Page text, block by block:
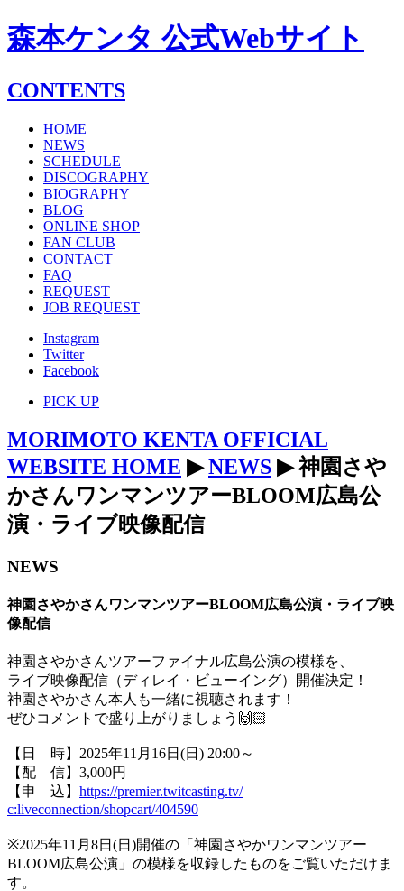
森本ケンタ 公式Webサイト
CONTENTS
HOME
NEWS
SCHEDULE
DISCOGRAPHY
BIOGRAPHY
BLOG
ONLINE SHOP
FAN CLUB
CONTACT
FAQ
REQUEST
JOB REQUEST
Instagram
Twitter
Facebook
PICK UP
MORIMOTO KENTA OFFICIAL
WEBSITE HOME ▶NEWS ▶ 神園さや
かさんワンマンツアーBLOOM広島公
演・ライブ映像配信
NEWS
神園さやかさんワンマンツアーBLOOM広島公演・ライブ映
像配信
神園さやかさんツアーファイナル広島公演の模様を、
ライブ映像配信（ディレイ・ビューイング）開催決定！
神園さやかさん本人も一緒に視聴されます！
ぜひコメントで盛り上がりましょう🙌🏻
【日 時】2025年11月16日(日) 20:00～
【配 信】3,000円
【申 込】 https://premier.twitcasting.tv/
c:liveconnection/shopcart/404590
※2025年11月8日(日)開催の「神園さやかワンマンツアー
BLOOM広島公演」の模様を収録したものをご覧いただけま
す。